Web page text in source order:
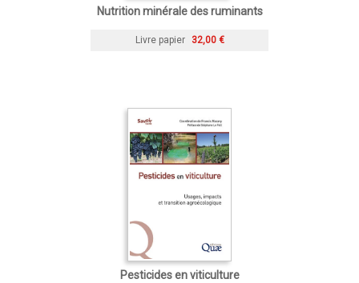
Nutrition minérale des ruminants
Livre papier 32,00 €
Pesticides en viticulture